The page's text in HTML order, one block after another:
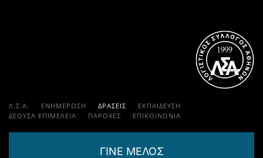
Λ.Σ.Α. ΕΝΗΜΕΡΩΣΗ ΔΡΑΣΕΙΣ
ΕΚΠΑΊΔΕΥΣΗ
ΔΕΟΥΣΑ ΕΠΙΜΕΛΕΙΑ
ΠΑΡΟΧΈΣ ΕΠΙΚΟΙΝΩΝΊΑ
ΓΙΝΕ ΜΕΛΟΣ